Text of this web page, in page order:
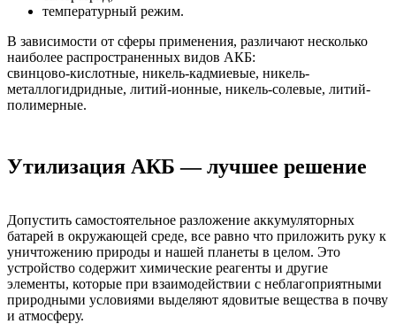
температурный режим.
В зависимости от сферы применения, различают несколько
наиболее распространенных видов АКБ:
свинцово-кислотные, никель-кадмиевые, никель-
металлогидридные, литий-ионные, никель-солевые, литий-
полимерные.
Утилизация АКБ — лучшее решение
Допустить самостоятельное разложение аккумуляторных
батарей в окружающей среде, все равно что приложить руку к
уничтожению природы и нашей планеты в целом. Это
устройство содержит химические реагенты и другие
элементы, которые при взаимодействии с неблагоприятными
природными условиями выделяют ядовитые вещества в почву
и атмосферу.